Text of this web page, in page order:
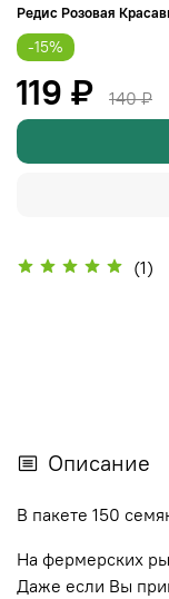
Редис Розовая
(1)
-15%
119 ₽
140 ₽
Описание
В пакете 150
На фермерских
Даже если Вы